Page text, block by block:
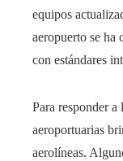
equipos
aeropuerto se ha
con estándares
Para responder a
aeroportuarias
aerolíneas.